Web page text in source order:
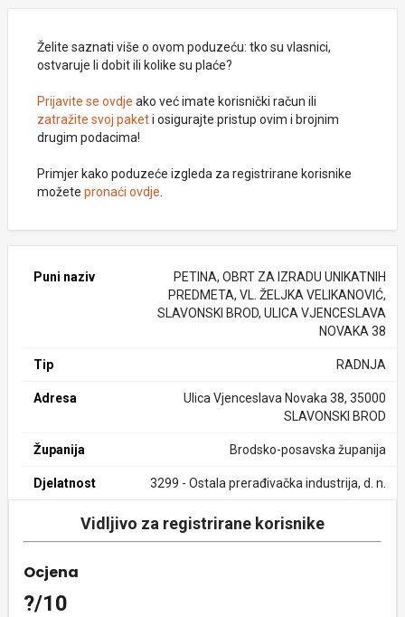
Želite saznati više o ovom poduzeću: tko su vlasnici,
ostvaruje li dobit ili kolike su plaće?
Prijavite se ovdje ako već imate korisnički račun ili
zatražite svoj paketi osigurajte pristup ovim i brojnim
drugim podacima!
Primjer kako poduzeće izgleda za registrirane korisnike
možete pronaći ovdje
Puni naziv
PETINA, OBRT ZA IZRADU UNIKATNIH
PREDMETA, VL. ŽELJKA VELIKANOVIĆ,
SLAVONSKI BROD, ULICA VJENCESLAVA
NOVAKA 38
Tip RADNJA
Adresa
Ulica Vjenceslava Novaka 38, 35000
SLAVONSKI BROD
Županija Brodsko-posavska županija
Djelatnost 3299 - Ostala prerađivačka industrija, d. n.
Vidljivo za registrirane korisnike
Ocjena
?/10